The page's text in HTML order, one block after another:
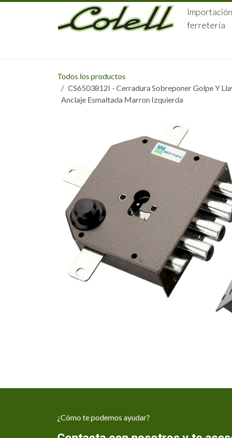
Ir al contenido
ferretería
Todos los productos
CS6503812I - Cerradura Sobreponer Golpe Y
Anclaje Esmaltada Marron Izquierda
¿Cómo te podemos ayudar?